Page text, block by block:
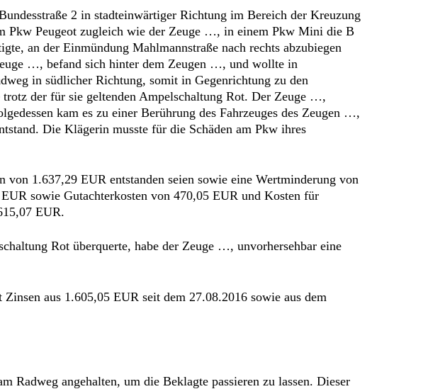
2 in stadteinwärtiger Richtung im Bereich der Kreuzung
Pkw Peugeot zugleich wie der Zeuge …, in einem Pkw Mini die B
an der Einmündung Mahlmannstraße nach rechts abzubiegen
…, befand sich hinter dem Zeugen …, und wollte in
in südlicher Richtung, somit in Gegenrichtung zu den
trotz der für sie geltenden Ampelschaltung Rot. Der Zeuge …,
kam es zu einer Berührung des Fahrzeuges des Zeugen …,
Die Klägerin musste für die Schäden am Pkw ihres
von 1.637,29 EUR entstanden seien sowie eine Wertminderung von
sowie Gutachterkosten von 470,05 EUR und Kosten für
EUR.
Rot überquerte, habe der Zeuge …, unvorhersehbar eine
aus 1.605,05 EUR seit dem 27.08.2016 sowie aus dem
Radweg angehalten, um die Beklagte passieren zu lassen. Dieser